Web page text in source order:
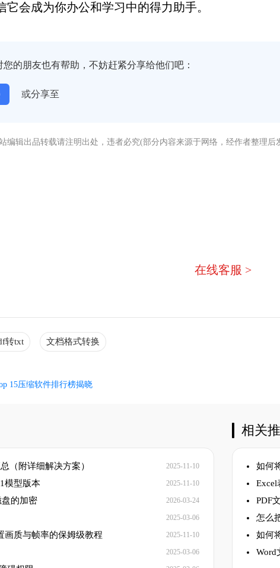
它会成为你办公和学习中的得力助手。
的朋友也有帮助，不妨赶紧分享给他们吧：
或分享至
编辑出品转载请注明出处，违者必究(部分内容来源于网络，经作者整理
在线客服 >
转txt 文档格式转换
15压缩软件排行榜揭晓
（附详细解决方案） 2025-11-10
模型版本 2025-11-10
的加密 2026-03-24
2025-03-06
画质与帧率的保姆级教程 2025-11-10
2025-03-06
相关
如何
Excel
PDF
怎么
如何
Word